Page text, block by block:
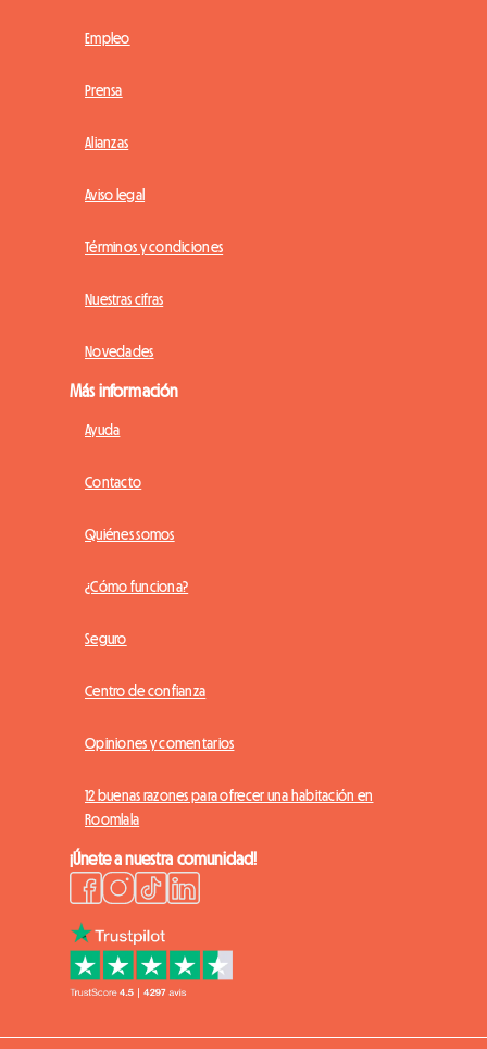
Empleo
Prensa
Alianzas
Aviso legal
Términos y condiciones
Nuestras cifras
Novedades
Más información
Ayuda
Contacto
Quiénes somos
¿Cómo funciona?
Seguro
Centro de confianza
Opiniones y comentarios
12 buenas razones para ofrecer una habitación en
Roomlala
¡Únete a nuestra comunidad!